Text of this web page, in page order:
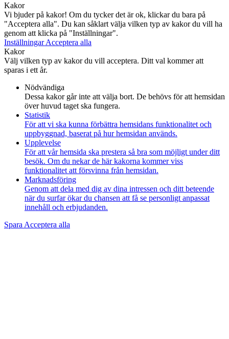
Kakor
Vi bjuder på kakor! Om du tycker det är ok, klickar du bara på
"Acceptera alla". Du kan såklart välja vilken typ av kakor du vill ha
genom att klicka på "Inställningar".
InställningarAcceptera alla
Kakor
Välj vilken typ av kakor du vill acceptera. Ditt val kommer att
sparas i ett år.
Nödvändiga
Dessa kakor går inte att välja bort. De behövs för att hemsidan
över huvud taget ska fungera.
Statistik
För att vi ska kunna förbättra hemsidans funktionalitet och
uppbyggnad, baserat på hur hemsidan används.
Upplevelse
För att vår hemsida ska prestera så bra som möjligt under ditt
besök. Om du nekar de här kakorna kommer viss
funktionalitet att försvinna från hemsidan.
Marknadsföring
Genom att dela med dig av dina intressen och ditt beteende
när du surfar ökar du chansen att få se personligt anpassat
innehåll och erbjudanden.
Spara Acceptera alla